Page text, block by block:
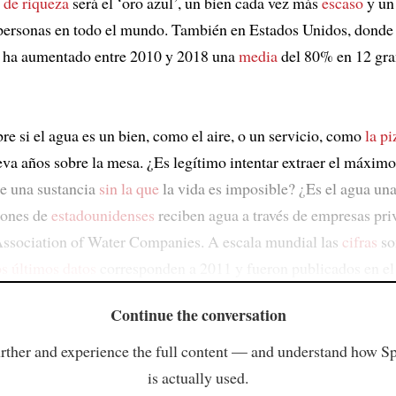
en todo el mundo. También en Estados Unidos,
ha aumentado entre 2010 y 2018 unamediadel 80% en 12
si el agua es un bien, como el aire, o un servicio, comola
años sobre la mesa. ¿Es legítimo intentar extraer el
una sustancia sin la quela vida es imposible? ¿Es el agua
deestadounidenses reciben agua a través de empresas
of Water Companies. A escala mundial las cifras
Continue the conversation
and experience the full content — and understand how
is actually used.